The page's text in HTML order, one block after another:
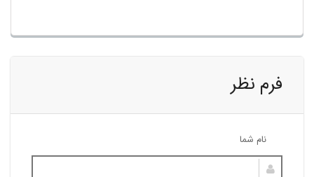
فرم نظر
نام شما